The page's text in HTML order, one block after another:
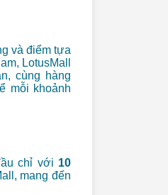
và điểm tựa
LotusMall
cùng hàng
mỗi khoảnh
chỉ với 10
mang đến